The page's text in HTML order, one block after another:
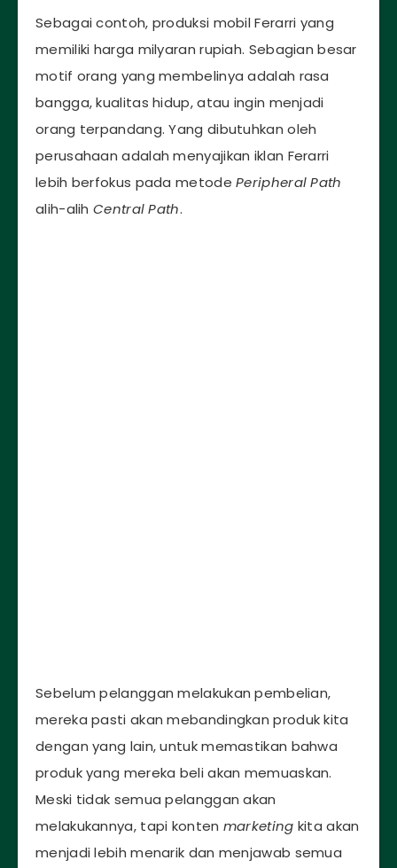
Sebagai contoh, produksi mobil Ferarri yang
memiliki harga milyaran rupiah. Sebagian besar
motif orang yang membelinya adalah rasa
bangga, kualitas hidup, atau ingin menjadi
orang terpandang. Yang dibutuhkan oleh
perusahaan adalah menyajikan iklan Ferarri
lebih berfokus pada metodePeripheral Path
alih-alih Central Path.
Sebelum pelanggan melakukan pembelian,
mereka pasti akan mebandingkan produk kita
dengan yang lain, untuk memastikan bahwa
produk yang mereka beli akan memuaskan.
Meski tidak semua pelanggan akan
melakukannya, tapi konten marketing kita akan
menjadi lebih menarik dan menjawab semua